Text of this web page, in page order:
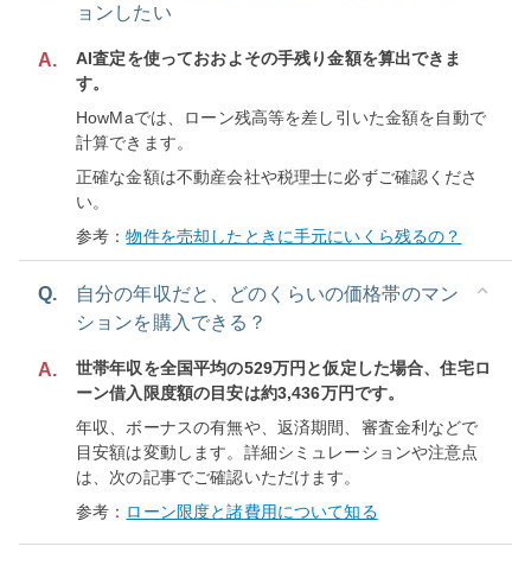
ョンしたい
A.
AI査定を使っておおよその手残り金額を算出できま
す。
HowMaでは、ローン残高等を差し引いた金額を自動で
計算できます。
正確な金額は不動産会社や税理士に必ずご確認くださ
い。
参考：物件を売却したときに手元にいくら残るの？
Q.
自分の年収だと、どのくらいの価格帯のマン
ションを購入できる？
A.
世帯年収を全国平均の529万円と仮定した場合、住宅ロ
ーン借入限度額の目安は約3,436万円です。
年収、ボーナスの有無や、返済期間、審査金利などで
目安額は変動します。詳細シミュレーションや注意点
は、次の記事でご確認いただけます。
参考： ローン限度と諸費用について知る